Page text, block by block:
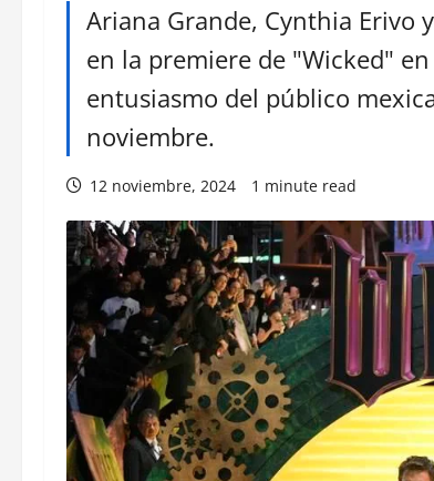
Ariana Grande, Cynthia Erivo
en la premiere de "Wicked"
entusiasmo del público
noviembre.
12 noviembre, 2024 1 minute read